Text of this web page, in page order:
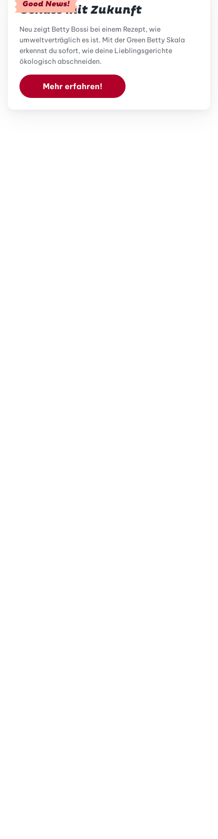
Good News!
Genuss mit Zukunft
Neu zeigt Betty Bossi bei einem Rezept, wie
umweltverträglich es ist. Mit der Green Betty Skala
erkennst du sofort, wie deine Lieblingsgerichte
ökologisch abschneiden.
Mehr erfahren!